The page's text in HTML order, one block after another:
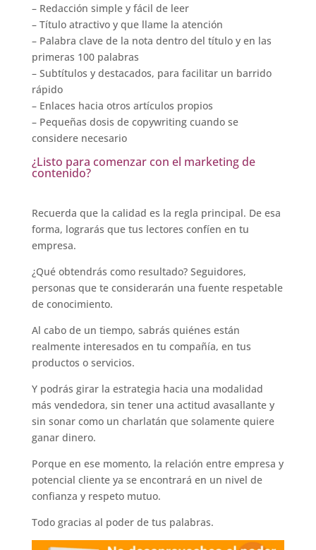
– Redacción simple y fácil de leer
– Título atractivo y que llame la atención
– Palabra clave de la nota dentro del título y en las
primeras 100 palabras
– Subtítulos y destacados, para facilitar un barrido
rápido
– Enlaces hacia otros artículos propios
– Pequeñas dosis de copywriting cuando se
considere necesario
¿Listo para comenzar con el marketing de
contenido?
Recuerda que la calidad es la regla principal. De esa
forma, lograrás que tus lectores confíen en tu
empresa.
¿Qué obtendrás como resultado? Seguidores,
personas que te considerarán una fuente respetable
de conocimiento.
Al cabo de un tiempo, sabrás quiénes están
realmente interesados en tu compañía, en tus
productos o servicios.
Y podrás girar la estrategia hacia una modalidad
más vendedora, sin tener una actitud avasallante y
sin sonar como un charlatán que solamente quiere
ganar dinero.
Porque en ese momento, la relación entre empresa y
potencial cliente ya se encontrará en un nivel de
confianza y respeto mutuo.
Todo gracias al poder de tus palabras.